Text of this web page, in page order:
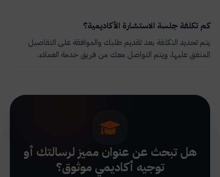
كم تكلفة جلسة الاستشارة الأكاديمية؟
يتم تحديد التكلفة بعد تقديم طلبك والموافقة على التفاصيل
المتفق عليها، ويتم التواصل معك من فريق خدمة العملاء.
هل تبحث عن عنوان مميز لرسالتك أو
توجيه أكاديمي موثوق؟